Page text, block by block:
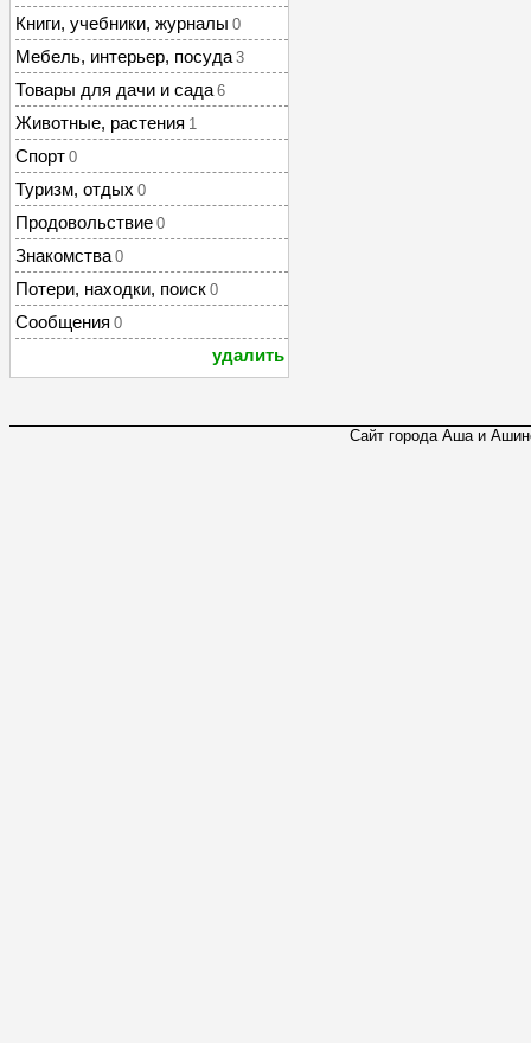
Книги, учебники, журналы 0
Мебель, интерьер, посуда 3
Товары для дачи и сада 6
Животные, растения 1
Спорт 0
Туризм, отдых 0
Продовольствие 0
Знакомства 0
Потери, находки, поиск 0
Сообщения 0
удалить
Сайт города Аша и